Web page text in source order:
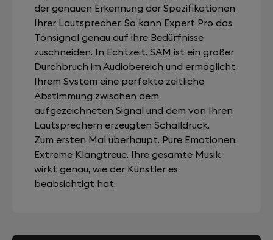
der genauen Erkennung der Spezifikationen
Ihrer Lautsprecher. So kann Expert Pro das
Tonsignal genau auf ihre Bedürfnisse
zuschneiden. In Echtzeit. SAM ist ein großer
Durchbruch im Audiobereich und ermöglicht
Ihrem System eine perfekte zeitliche
Abstimmung zwischen dem
aufgezeichneten Signal und dem von Ihren
Lautsprechern erzeugten Schalldruck.
Zum ersten Mal überhaupt. Pure Emotionen.
Extreme Klangtreue. Ihre gesamte Musik
wirkt genau, wie der Künstler es
beabsichtigt hat.